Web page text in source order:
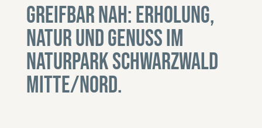
Greifbar nah: Erholung,
Natur und Genuss im
Naturpark Schwarzwald
Mitte/Nord.